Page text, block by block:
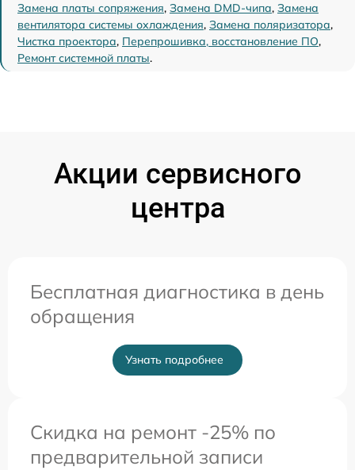
Замена платы сопряжения, Замена DMD-чипа, Замена
вентилятора системы охлаждения, Замена поляризатора,
Чистка проектора, Перепрошивка, восстановление ПО,
Ремонт системной платы.
Акции сервисного
центра
Бесплатная диагностика в день
обращения
Узнать подробнее
Скидка на ремонт -25% по
предварительной записи